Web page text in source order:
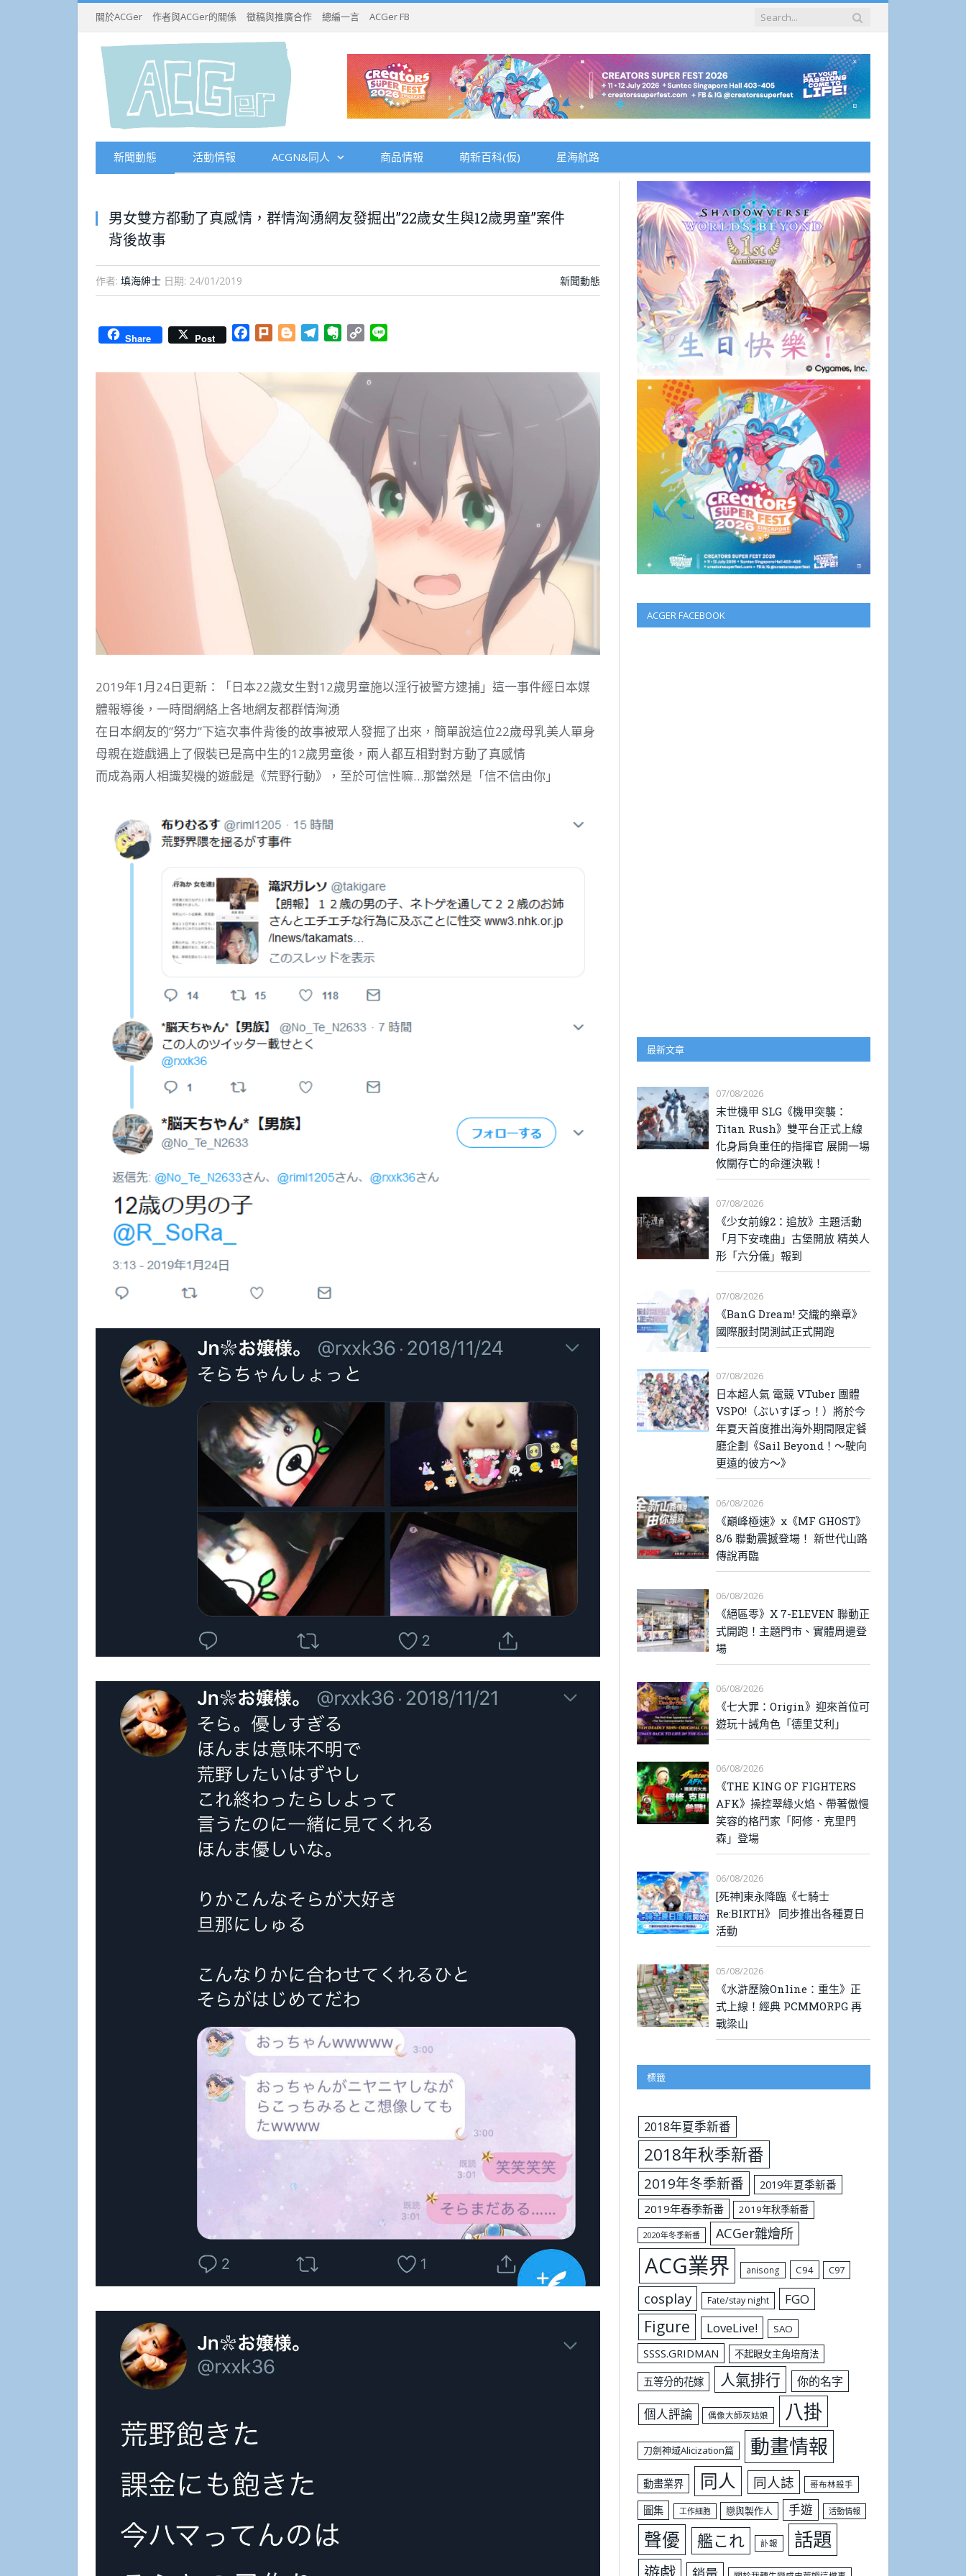
關於ACGer 作者與ACGer的關係 徵稿與推廣合作 總編一言 ACGer FB
新聞動態 活動情報 ACGN&同人 商品情報 萌新百科(仮) 星海航路
男女雙方都動了真感情，群情洶湧網友發掘出”22歲女生與12歲男童”案件
背後故事
作者: 填海紳士 日期: 24/01/2019 新聞動態
Share Post Facebook
Plurk BloggerTelegramEvernote
Copy
2019年1月24日更新：「日本22歲女生對12歲男童施以淫行被警方逮捕」這一事件經日本媒
體報導後，一時間網絡上各地網友都群情洶湧
在日本網友的”努力”下這次事件背後的故事被眾人發掘了出來，簡單說這位22歲母乳美人單身
母親在遊戲遇上了假裝已是高中生的12歲男童後，兩人都互相對對方動了真感情
而成為兩人相識契機的遊戲是《荒野行動》，至於可信性嘛…那當然是「信不信由你」
ACGER FACEBOOK
最新文章
07/08/2026
末世機甲 SLG《機甲突襲：
Titan Rush》雙平台正式上線
化身肩負重任的指揮官 展開一場
攸關存亡的命運決戰！
07/08/2026
《少女前線2：追放》主題活動
「月下安魂曲」古堡開放 精英人
形「六分儀」報到
07/08/2026
《BanG Dream! 交織的樂章》
國際服封閉測試正式開跑
07/08/2026
日本超人氣 電競 VTuber 團體
VSPO!（ぶいすぽっ！）將於今
年夏天首度推出海外期間限定餐
廳企劃《Sail Beyond！～駛向
更遠的彼方～》
06/08/2026
《巔峰極速》x《MF GHOST》
8/6 聯動震撼登場！ 新世代山路
傳說再臨
06/08/2026
《絕區零》X 7-ELEVEN 聯動正
式開跑！主題門市、實體周邊登
場
06/08/2026
《七大罪：Origin》迎來首位可
遊玩十誡角色「德里艾利」
06/08/2026
《THE KING OF FIGHTERS
AFK》操控翠綠火焰、帶著傲慢
笑容的格鬥家「阿修．克里門
森」登場
06/08/2026
[死神]東永降臨《七騎士
Re:BIRTH》 同步推出各種夏日
活動
05/08/2026
《水滸歷險Online：重生》正
式上線！經典 PCMMORPG 再
戰梁山
標籤
2018年夏季新番
2018年秋季新番
2019年冬季新番
2019年夏季新番
2019年春季新番
2019年秋季新番
2020年冬季新番 ACGer雜燴所
ACG業界 anisong C94 C97
cosplay Fate/stay night FGO
Figure LoveLive! SAO
SSSS.GRIDMAN 不起眼女主角培育法
五等分的花嫁 人氣排行 你的名字
個人評論 偶像大師灰姑娘 八掛
刀劍神域Alicization篇 動畫情報
動畫業界 同人 同人誌 哥布林殺手
圖集 工作細胞 戀與製作人 手遊 活動情報
聲優 艦これ 訃報 話題